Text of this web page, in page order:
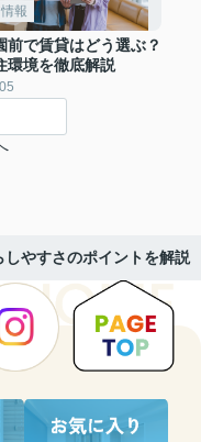
報
前で賃貸はどう選ぶ？
環境を徹底解説
やすさのポイントを解説